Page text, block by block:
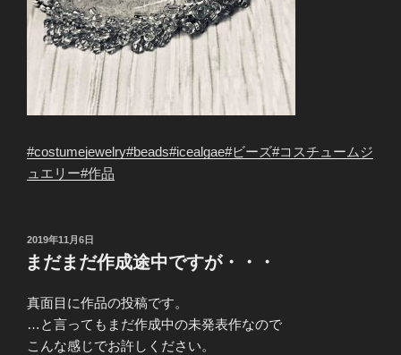
#costumejewelry#beads#icealgae#ビーズ#コスチュームジ
ュエリー#作品
投
稿
日:
2019年11月6日
まだまだ作成途中ですが・・・
真面目に作品の投稿です。
…と言ってもまだ作成中の未発表作なので
こんな感じでお許しください。